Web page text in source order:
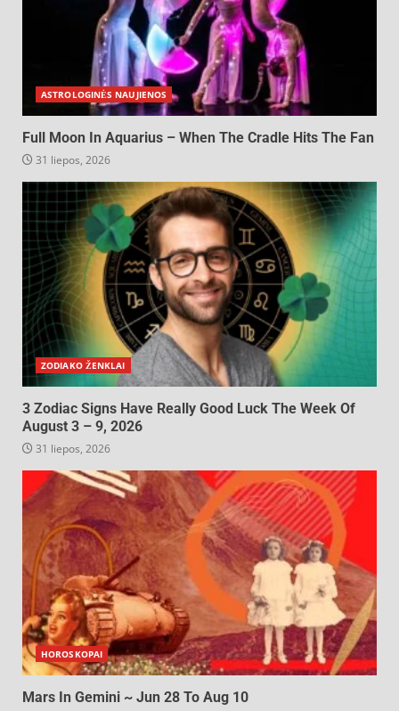
ASTROLOGINĖS NAUJIENOS
Full Moon In Aquarius – When The Cradle Hits The Fan
31 liepos, 2026
ZODIAKO ŽENKLAI
3 Zodiac Signs Have Really Good Luck The Week Of
August 3 – 9, 2026
31 liepos, 2026
HOROSKOPAI
Mars In Gemini ~ Jun 28 To Aug 10